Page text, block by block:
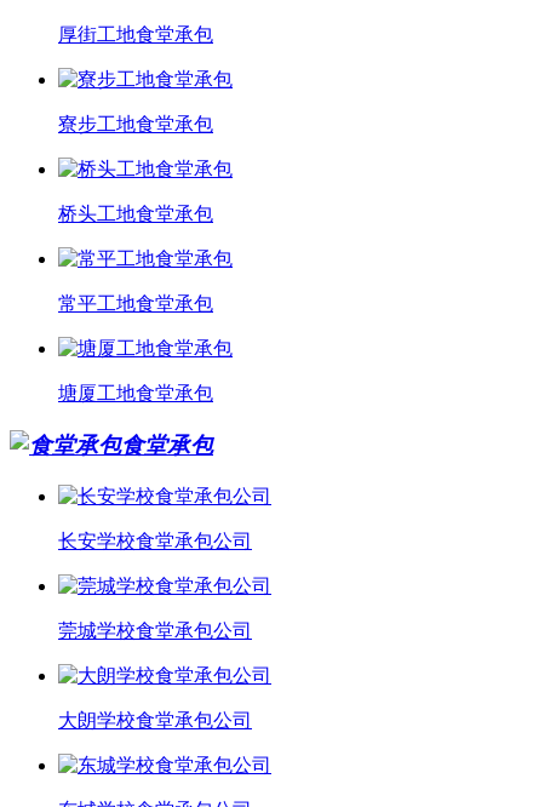
厚街工地食堂承包
寮步工地食堂承包
桥头工地食堂承包
常平工地食堂承包
塘厦工地食堂承包
食堂承包
长安学校食堂承包公司
莞城学校食堂承包公司
大朗学校食堂承包公司